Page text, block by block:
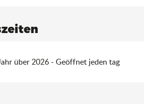
über 2026 - Geöffnet jeden tag